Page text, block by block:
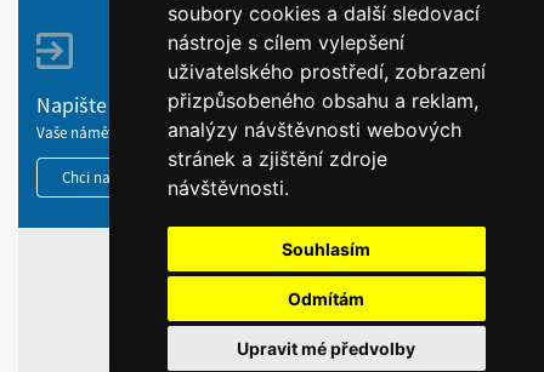
soubory cookies a další sledovací
nástroje s cílem vylepšení
uživatelského prostředí, zobrazení
přizpůsobeného obsahu a reklam,
analýzy návštěvnosti webových
stránek a zjištění zdroje
návštěvnosti.
Souhlasím
Odmítám
Upravit mé předvolby
Napište nám
Vaše náměty, komentáře, připomínky a dotazy nezůstanou bez odezvy.
Chci napsat MKČR
HOME
INFORMACE O WEBU